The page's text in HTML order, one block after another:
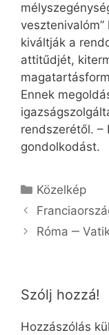
kiváltják a
attitűdjét,
Ennek
rendszerétől. –
gondolkodást.
Kategória
Közelkép
Róma ‒
Szólj hozzá!
Hozzászólás